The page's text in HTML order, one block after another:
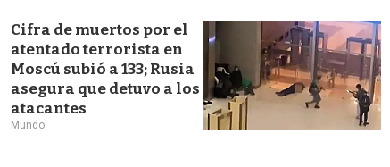
Cifra de muertos por el
atentado terrorista en
Moscú subió a 133; Rusia
asegura que detuvo a los
atacantes
Mundo